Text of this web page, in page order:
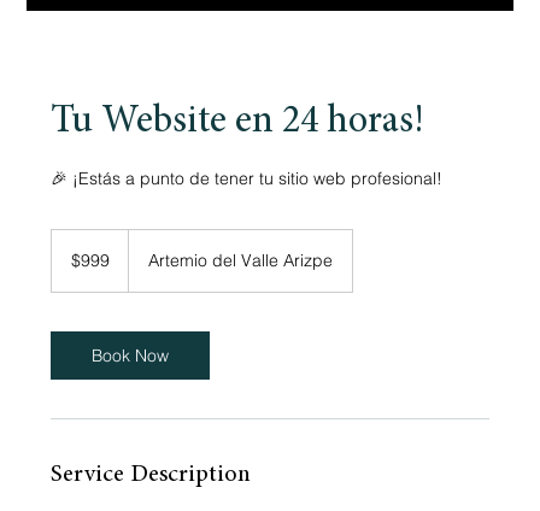
Tu Website en 24 horas!
🎉 ¡Estás a punto de tener tu sitio web profesional!
dollars$999 Artemio del Valle Arizpe
Book Now
Service Description